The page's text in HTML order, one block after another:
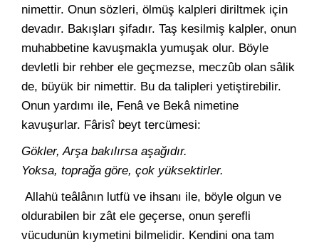
nimettir. Onun sözleri, ölmüş kalpleri diriltmek için
devadır. Bakışları şifadır. Taş kesilmiş kalpler, onun
muhabbetine kavuşmakla yumuşak olur. Böyle
devletli bir rehber ele geçmezse, meczûb olan sâlik
de, büyük bir nimettir. Bu da talipleri yetiştirebilir.
Onun yardımı ile, Fenâ ve Bekâ nimetine
kavuşurlar. Fârisî beyt tercümesi:
Gökler, Arşa bakılırsa aşağıdır.
Yoksa, toprağa göre, çok yüksektirler.
Allahü teâlânın lutfü ve ihsanı ile, böyle olgun ve
oldurabilen bir zât ele geçerse, onun şerefli
vücudunün kıymetini bilmelidir. Kendini ona tam